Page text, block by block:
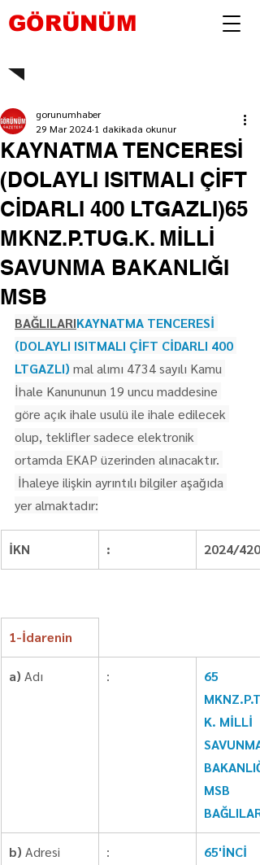
GÖRÜNÜM
KAYNATMA TENCERESİ
(DOLAYLI ISITMALI ÇİFT
CİDARLI 400 LTGAZLI)65
MKNZ.P.TUG.K. MİLLİ
SAVUNMA BAKANLIĞI
MSB
gorunumhaber
29 Mar 2024 1 dakikada okunur
BAĞLILARIKAYNATMA TENCERESİ
(DOLAYLI ISITMALI ÇİFT CİDARLI 400
LTGAZLI) mal alımı 4734 sayılı Kamu
İhale Kanununun 19 uncu maddesine
göre açık ihale usulü ile ihale edilecek
olup, teklifler sadece elektronik
ortamda EKAP üzerinden alınacaktır.
İhaleye ilişkin ayrıntılı bilgiler aşağıda
yer almaktadır:
İKN : 2024/
1-İdarenin
a) Adı :
65
K. MİLLİ
SAVUNMA
MSB
BAĞLILARI
b) Adresi :
65'İNCİ